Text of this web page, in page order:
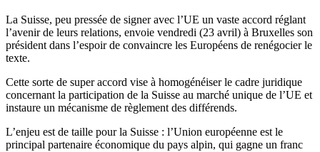
La Suisse, peu pressée de signer avec l’UE un vaste accord réglant
l’avenir de leurs relations, envoie vendredi (23 avril) à Bruxelles son
président dans l’espoir de convaincre les Européens de renégocier le
texte.
Cette sorte de super accord vise à homogénéiser le cadre juridique
concernant la participation de la Suisse au marché unique de l’UE et
instaure un mécanisme de règlement des différends.
L’enjeu est de taille pour la Suisse : l’Union européenne est le
principal partenaire économique du pays alpin, qui gagne un franc